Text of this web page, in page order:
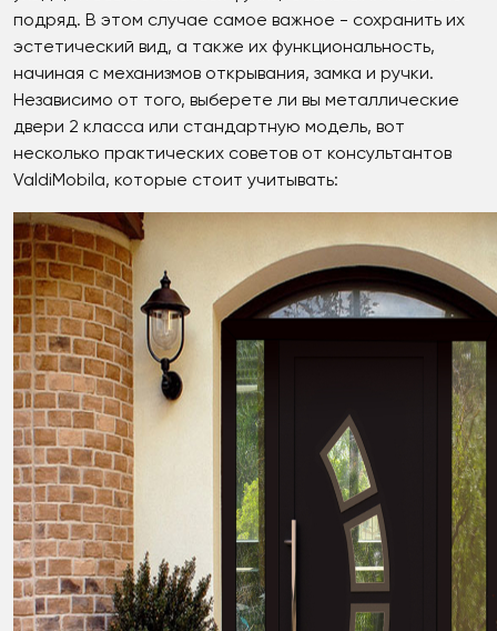
подряд. В этом случае самое важное - сохранить их
эстетический вид, а также их функциональность,
начиная с механизмов открывания, замка и ручки.
Независимо от того, выберете ли вы металлические
двери 2 класса или стандартную модель, вот
несколько практических советов от консультантов
ValdiMobila, которые стоит учитывать: